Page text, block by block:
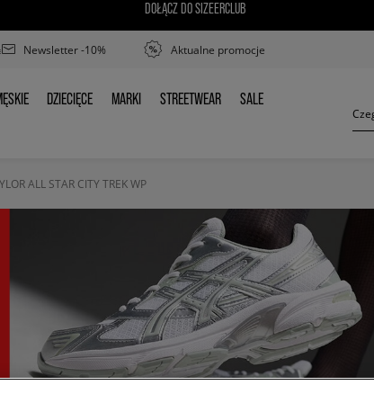
DOŁĄCZ DO SIZEERCLUB
Newsletter -10% Aktualne promocje
DZIECIĘCE
DZIECIĘCE MARKI
MARKI STREETWEAR
STREETWEAR SALE
SALE
ALL STAR CITY TREK WP